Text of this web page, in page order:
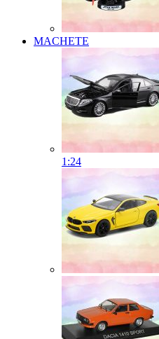
MACHETE
1:24